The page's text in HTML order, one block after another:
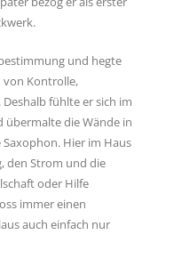
und hegte
von Kontrolle,
fühlte er sich im
übermalte die Wände in
Hier im Haus
den Strom und die
oder Hilfe
immer einen
auch einfach nur